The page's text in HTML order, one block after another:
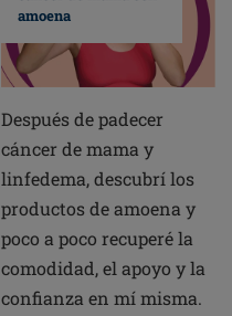
amoena
Después de padecer
cáncer de mama y
linfedema, descubrí los
productos de amoena y
poco a poco recuperé la
comodidad, el apoyo y la
confianza en mí misma.